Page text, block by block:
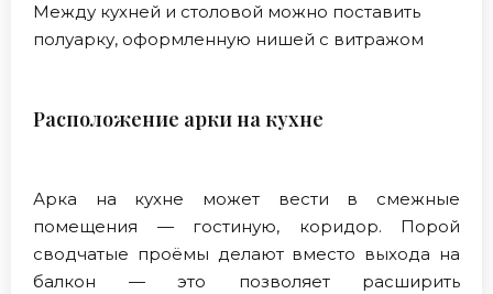
Между кухней и столовой можно поставить
полуарку, оформленную нишей с витражом
Расположение арки на кухне
Арка на кухне может вести в смежные
помещения — гостиную, коридор. Порой
сводчатые проёмы делают вместо выхода на
балкон — это позволяет расширить